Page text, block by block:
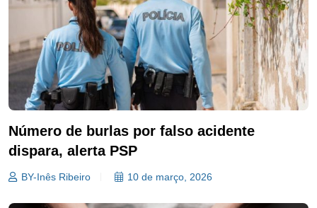
Número de burlas por falso acidente
dispara, alerta PSP
BY-Inês Ribeiro 10 de março, 2026